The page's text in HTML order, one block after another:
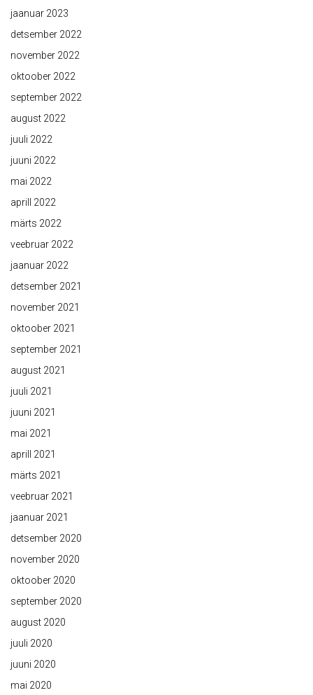
jaanuar 2023
detsember 2022
november 2022
oktoober 2022
september 2022
august 2022
juuli 2022
juuni 2022
mai 2022
aprill 2022
märts 2022
veebruar 2022
jaanuar 2022
detsember 2021
november 2021
oktoober 2021
september 2021
august 2021
juuli 2021
juuni 2021
mai 2021
aprill 2021
märts 2021
veebruar 2021
jaanuar 2021
detsember 2020
november 2020
oktoober 2020
september 2020
august 2020
juuli 2020
juuni 2020
mai 2020